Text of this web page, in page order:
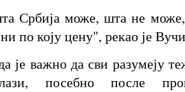
Србија може, шта не
по коју цену", рекао је
је важно да сви разумеју
посебно после